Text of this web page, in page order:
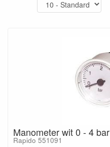
Manometer wit 0 - 4 bar
Rapido 551091